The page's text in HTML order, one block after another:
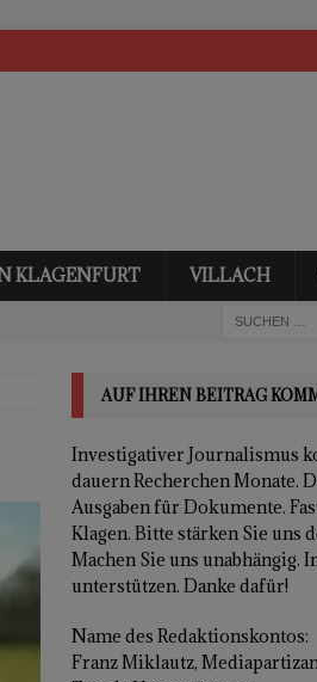
KLAGENFURT VILLACH
AUF IHREN BEITRAG
Investigativer Journalismus
dauern Recherchen Monate.
Ausgaben für Dokumente.
Klagen. Bitte stärken Sie uns
Machen Sie uns unabhängig.
unterstützen. Danke dafür!
Name des Redaktionskontos:
Franz Miklautz,